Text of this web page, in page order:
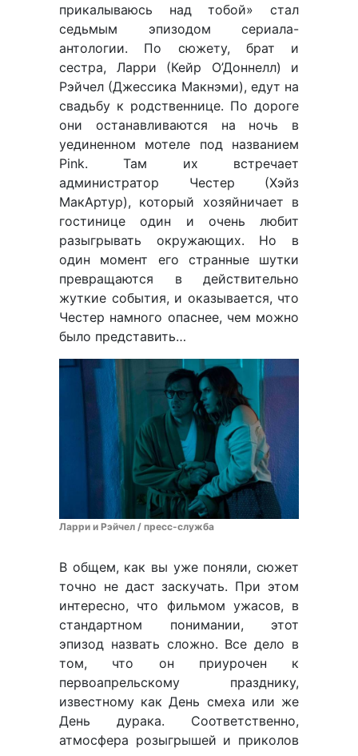
прикалываюсь над тобой» стал
седьмым эпизодом сериала-
антологии. По сюжету, брат и
сестра, Ларри (Кейр О’Доннелл) и
Рэйчел (Джессика Макнэми), едут на
свадьбу к родственнице. По дороге
они останавливаются на ночь в
уединенном мотеле под названием
Pink. Там их встречает
администратор Честер (Хэйз
МакАртур), который хозяйничает в
гостинице один и очень любит
разыгрывать окружающих. Но в
один момент его странные шутки
превращаются в действительно
жуткие события, и оказывается, что
Честер намного опаснее, чем можно
было представить…
Ларри и Рэйчел / пресс-служба
В общем, как вы уже поняли, сюжет
точно не даст заскучать. При этом
интересно, что фильмом ужасов, в
стандартном понимании, этот
эпизод назвать сложно. Все дело в
том, что он приурочен к
первоапрельскому празднику,
известному как День смеха или же
День дурака. Соответственно,
атмосфера розыгрышей и приколов